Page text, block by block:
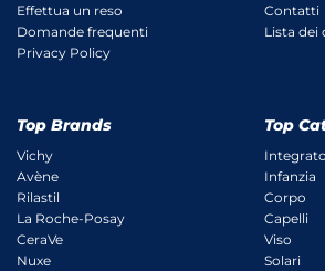
Effettua un reso
Domande frequenti
Privacy Policy
Contatti
Lista dei
Top Brands
Vichy
Avène
Rilastil
La Roche-Posay
CeraVe
Nuxe
Top
Infanzia
Corpo
Capelli
Viso
Solari